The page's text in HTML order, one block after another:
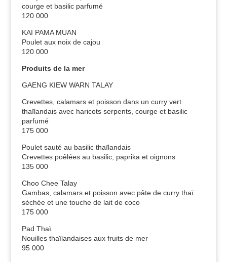
courge et basilic parfumé
120 000
KAI PAMA MUAN
Poulet aux noix de cajou
120 000
Produits de la mer
GAENG KIEW WARN TALAY
Crevettes, calamars et poisson dans un curry vert
thaïlandais avec haricots serpents, courge et basilic
parfumé
175 000
Poulet sauté au basilic thaïlandais
Crevettes poêlées au basilic, paprika et oignons
135 000
Choo Chee Talay
Gambas, calamars et poisson avec pâte de curry thaï
séchée et une touche de lait de coco
175 000
Pad Thaï
Nouilles thaïlandaises aux fruits de mer
95 000